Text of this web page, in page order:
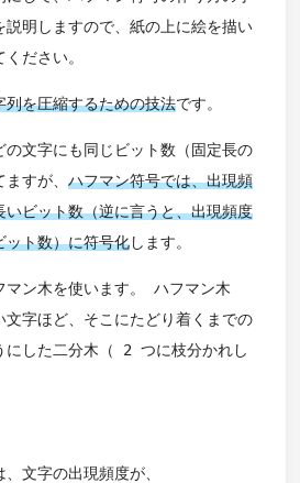
説明しますので、紙の上に絵を描い
ださい。
列を圧縮するための技法です。
の文字にも同じビット数（固定長の
すが、 ハフマン符号では、出現頻
いビット数（逆に言うと、出現頻度
ット数）に符号化します。
マン木を使います。 ハフマン木
文字ほど、そこにたどり着くまでの
にした二分木（ 2 つに枝分かれし
文字の出現頻度が、